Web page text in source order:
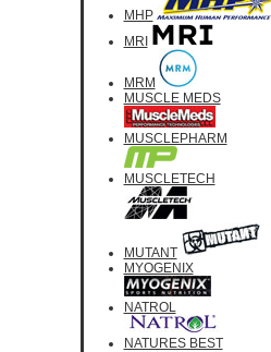
MHP
MRI
MRM
MUSCLE MEDS
MUSCLEPHARM
MUSCLETECH
MUTANT
MYOGENIX
NATROL
NATURES BEST